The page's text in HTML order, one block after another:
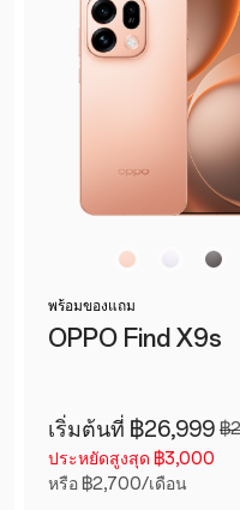
พร้อมของแถม
OPPO Find X9s
เริ่มต้นที่ ฿26,999 ฿
ประหยัดสูงสุด ฿3,000
หรือ ฿2,700/เดือน